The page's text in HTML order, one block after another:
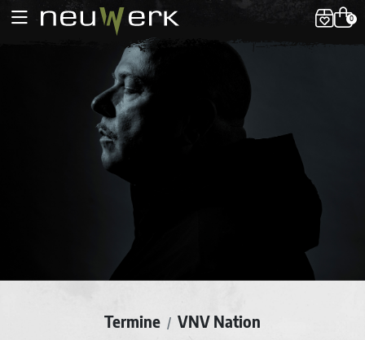
0
Termine / VNV Nation